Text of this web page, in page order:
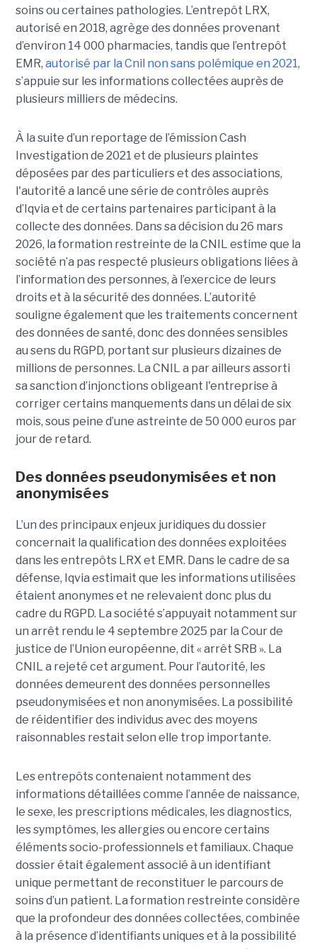
soins ou certaines pathologies. L’entrepôt LRX,
autorisé en 2018, agrège des données provenant
d’environ 14 000 pharmacies, tandis que l’entrepôt
EMR, autorisé par la Cnil non sans polémique en 2021,
s’appuie sur les informations collectées auprès de
plusieurs milliers de médecins.
À la suite d’un reportage de l’émission Cash
Investigation de 2021 et de plusieurs plaintes
déposées par des particuliers et des associations,
l'autorité a lancé une série de contrôles auprès
d’Iqvia et de certains partenaires participant à la
collecte des données. Dans sa décision du 26 mars
2026, la formation restreinte de la CNIL estime que la
société n’a pas respecté plusieurs obligations liées à
l’information des personnes, à l’exercice de leurs
droits et à la sécurité des données. L’autorité
souligne également que les traitements concernent
des données de santé, donc des données sensibles
au sens du RGPD, portant sur plusieurs dizaines de
millions de personnes. La CNIL a par ailleurs assorti
sa sanction d’injonctions obligeant l'entreprise à
corriger certains manquements dans un délai de six
mois, sous peine d’une astreinte de 50 000 euros par
jour de retard.
Des données pseudonymisées et non
anonymisées
L’un des principaux enjeux juridiques du dossier
concernait la qualification des données exploitées
dans les entrepôts LRX et EMR. Dans le cadre de sa
défense, Iqvia estimait que les informations utilisées
étaient anonymes et ne relevaient donc plus du
cadre du RGPD. La société s’appuyait notamment sur
un arrêt rendu le 4 septembre 2025 par la Cour de
justice de l’Union européenne, dit « arrêt SRB ». La
CNIL a rejeté cet argument. Pour l’autorité, les
données demeurent des données personnelles
pseudonymisées et non anonymisées. La possibilité
de réidentifier des individus avec des moyens
raisonnables restait selon elle trop importante.
Les entrepôts contenaient notamment des
informations détaillées comme l’année de naissance,
le sexe, les prescriptions médicales, les diagnostics,
les symptômes, les allergies ou encore certains
éléments socio-professionnels et familiaux. Chaque
dossier était également associé à un identifiant
unique permettant de reconstituer le parcours de
soins d’un patient. La formation restreinte considère
que la profondeur des données collectées, combinée
à la présence d’identifiants uniques et à la possibilité